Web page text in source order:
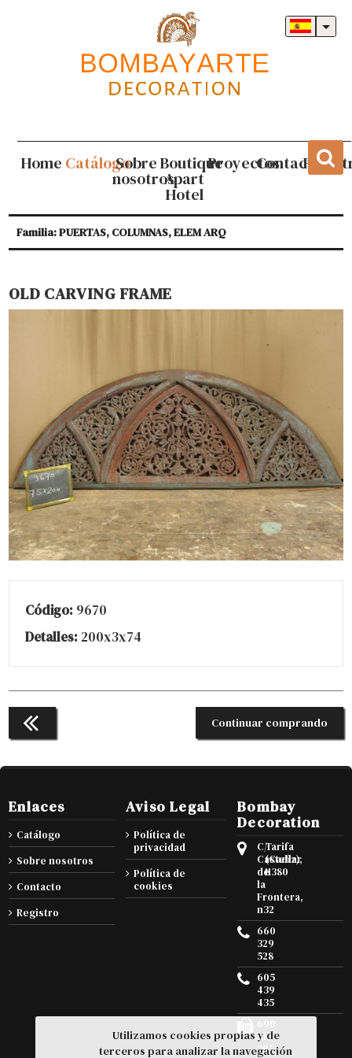
Home CatálogoSobre
nosotros
Boutique
Apart
Hotel
ProyectosContacto
Familia: PUERTAS, COLUMNAS, ELEM ARQ
OLD CARVING FRAME
Código: 9670
Detalles: 200x3x74
Continuar comprando
Enlaces
Catálogo
Sobre nosotros
Contacto
Registro
Aviso Legal
Política de
privacidad
Política de
cookies
Bombay
Decoration
C/
Castellar
de
la
Frontera,
n32
Tarifa
(Cadiz),
11380
660
329
528
605
439
435
105
295
Utilizamos cookies propias y de
terceros para analizar la navegación